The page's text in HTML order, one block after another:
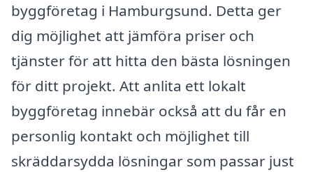
byggföretag i Hamburgsund. Detta ger
dig möjlighet att jämföra priser och
tjänster för att hitta den bästa lösningen
för ditt projekt. Att anlita ett lokalt
byggföretag innebär också att du får en
personlig kontakt och möjlighet till
skräddarsydda lösningar som passar just